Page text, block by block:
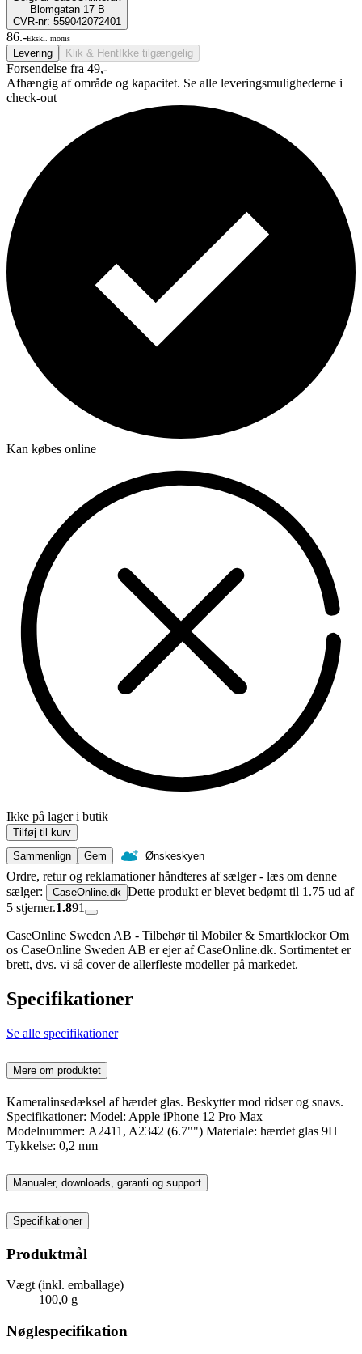
Blomgatan 17 B
CVR-nr: 559042072401
86.-Ekskl. moms
Levering Klik & Hent Ikke tilgængelig
Forsendelse fra 49,-
Afhængig af område og kapacitet. Se alle leveringsmulighederne i
check-out
Kan købes online
Ikke på lager i butik
Tilføj til kurv
Sammenlign
Gem Ønskeskyen
Ordre, retur og reklamationer håndteres af sælger - læs om denne
sælger:
CaseOnline.dk Dette produkt er blevet bedømt til 1.75 ud af
5 stjerner.1.891
CaseOnline Sweden AB - Tilbehør til Mobiler & Smartklockor Om
os CaseOnline Sweden AB er ejer af CaseOnline.dk. Sortimentet er
brett, dvs. vi så cover de allerfleste modeller på markedet.
Specifikationer
Se alle specifikationer
Mere om produktet
Kameralinsedæksel af hærdet glas. Beskytter mod ridser og snavs.
Specifikationer: Model: Apple iPhone 12 Pro Max
Modelnummer: A2411, A2342 (6.7"") Materiale: hærdet glas 9H
Tykkelse: 0,2 mm
Manualer, downloads, garanti og support
Specifikationer
Produktmål
Vægt (inkl. emballage)
100,0 g
Nøglespecifikation